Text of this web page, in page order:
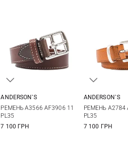
90
ANDERSON`S
РЕМЕНЬ A3566 AF3906 11
PL35
7 100 ГРН
90
ANDERSON`S
РЕМЕНЬ A2784
PL35
7 100 ГРН